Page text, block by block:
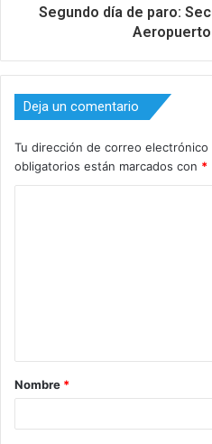
Segundo día de paro:
Deja un comentario
Tu dirección de correo electrónico
obligatorios están marcados con *
a
r
Nombre *